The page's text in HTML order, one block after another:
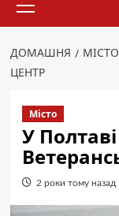
меню
ДОМАШНЯ МІСТО
ЦЕНТР
Місто
У
2 роки тому назад